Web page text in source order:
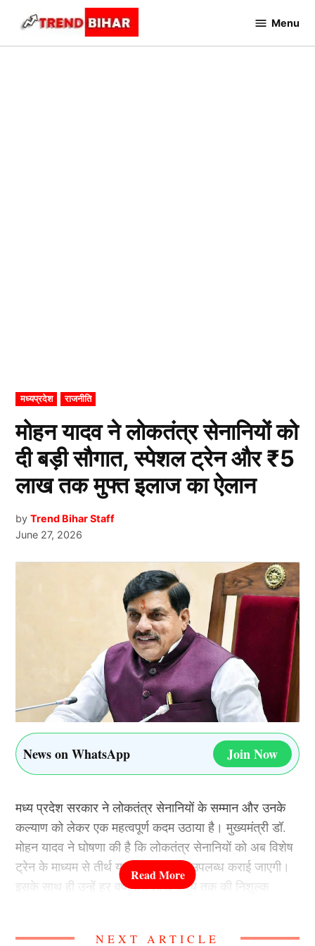
content
Bihar
Menu
POSTED
IN
मध्यप्रदेश राजनीति
मोहन यादव ने लोकतंत्र सेनानियों को
दी बड़ी सौगात, स्पेशल ट्रेन और ₹5
लाख तक मुफ्त इलाज का ऐलान
by Trend Bihar Staff
June 27, 2026
News on WhatsApp Join Now
मध्य प्रदेश सरकार ने लोकतंत्र सेनानियों के सम्मान और उनके
कल्याण को लेकर एक महत्वपूर्ण कदम उठाया है। मुख्यमंत्री डॉ.
मोहन यादव ने घोषणा की है कि लोकतंत्र सेनानियों को अब विशेष
ट्रेन के माध्यम से तीर्थ यात्रा की सुविधा उपलब्ध कराई जाएगी।
इसके साथ ही उन्हें हर वर्ष पांच लाख रुपये तक की निशुल्क
NEXT ARTICLE